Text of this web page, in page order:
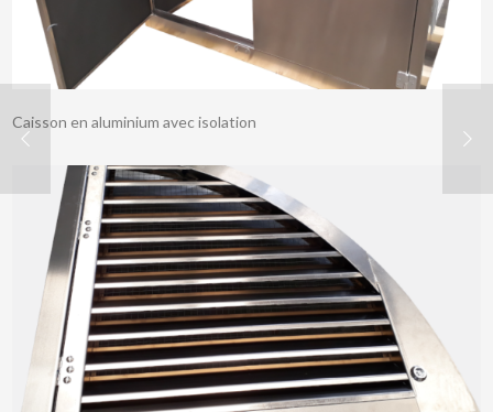
Caisson en aluminium avec isolation